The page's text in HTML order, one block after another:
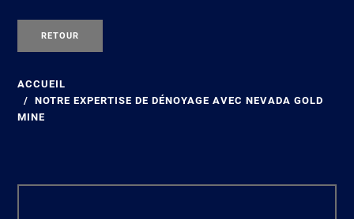
RETOUR
ACCUEIL
NOTRE EXPERTISE DE DÉNOYAGE AVEC NEVADA GOLD
MINE